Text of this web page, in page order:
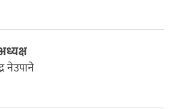
नेउपाने